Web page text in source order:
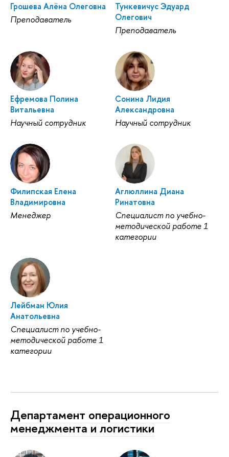
Грошева Алёна Олеговна
Преподаватель
Тункевичус Эдуард
Олегович
Преподаватель
Ефремова Полина
Витальевна
Научный сотрудник
Сонина Лидия
Александровна
Научный сотрудник
Филипская Елена
Владимировна
Менеджер
Аглюллина Диана
Ринатовна
Специалист по учебно-
методической работе 1
категории
Лейбман Юлия
Анатольевна
Специалист по учебно-
методической работе 1
категории
Департамент операционного
менеджмента и логистики